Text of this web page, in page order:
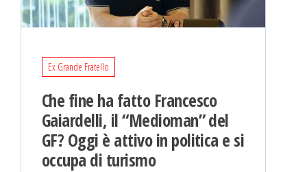
Ex Grande Fratello
Che fine ha fatto Francesco
Gaiardelli, il “Medioman” del
GF? Oggi è attivo in politica e si
occupa di turismo